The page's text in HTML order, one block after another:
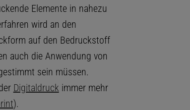
Elemente in nahezu
wird an den
auf den Bedruckstoff
auch die Anwendung von
sein müssen.
Digitaldruck immer mehr
).